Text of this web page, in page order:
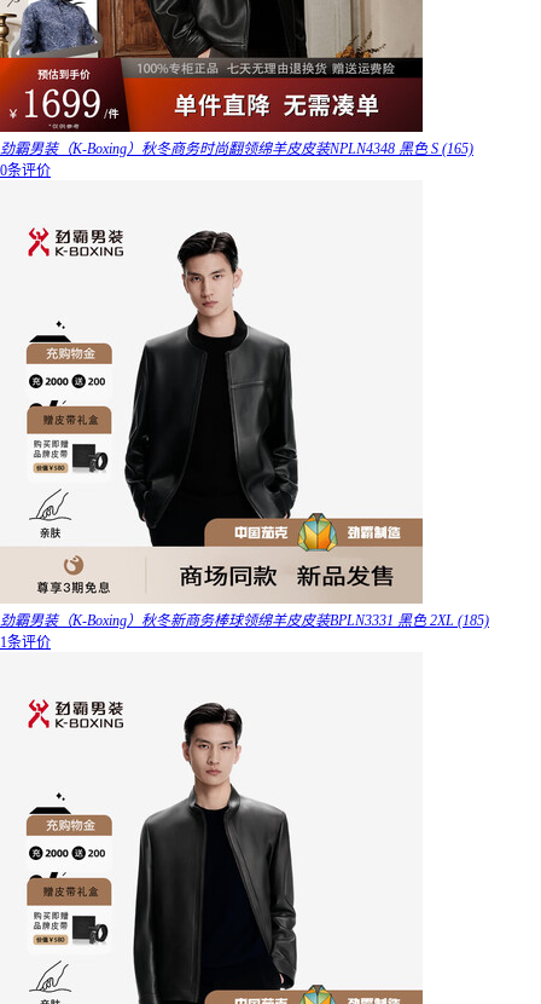
劲霸男装（K-Boxing）秋冬商务时尚翻领绵羊皮皮装NPLN4348 黑色 S (165)
0条评价
劲霸男装（K-Boxing）秋冬新商务棒球领绵羊皮皮装BPLN3331 黑色 2XL (185)
1条评价